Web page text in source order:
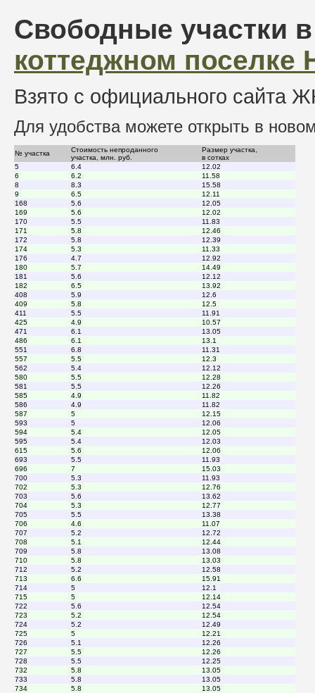
Свободные участки в
коттеджном поселке
Взято с официального сайта
Для удобства можете открыть в
№ участка
Стоимость непроданного
участка, млн. руб.
Размер участка,
в сотках
5
6.4
12.02
6
6.2
11.58
8
8.3
15.58
9
6.5
12.11
168
5.6
12.05
169
5.6
12.02
170
5.5
11.83
171
5.8
12.46
172
5.8
12.39
174
5.3
11.33
176
4.7
12.92
180
5.7
14.49
181
5.6
12.12
182
6.5
13.92
408
5.9
12.6
409
5.8
12.5
411
5.5
11.91
425
4.9
10.57
471
6.1
13.05
486
6.1
13.1
551
6.8
11.31
557
5.5
12.3
562
5.4
12.12
580
5.5
12.28
581
5.5
12.26
585
4.9
11.82
586
4.9
11.82
587
5
12.15
593
5
12.06
594
5.4
12.05
595
5.4
12.03
615
5.6
12.06
693
5.5
11.93
696
7
15.03
700
5.3
11.93
702
5.3
12.76
703
5.6
13.62
704
5.3
12.77
705
5.5
13.38
706
4.6
11.07
707
5.2
12.72
708
5.1
12.44
709
5.8
13.08
710
5.8
13.03
712
5.2
12.58
713
6.6
15.91
714
5
12.1
715
5
12.14
722
5.6
12.54
723
5.2
12.54
724
5.2
12.49
725
5
12.21
726
5.1
12.26
727
5.5
12.26
728
5.5
12.25
732
5.8
13.05
733
5.8
13.05
734
5.8
13.05